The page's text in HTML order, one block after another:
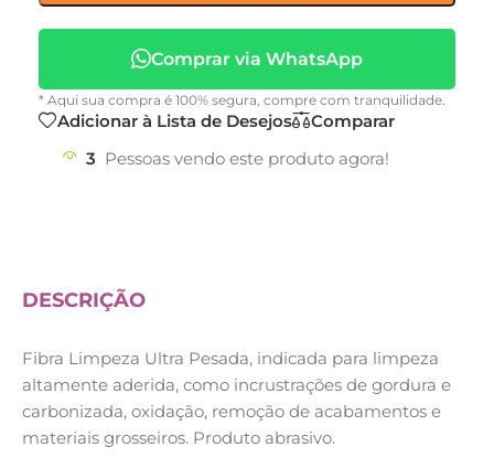
Comprar via WhatsApp
* Aqui sua compra é 100% segura, compre com tranquilidade.
Adicionar à Lista de Desejos
Comparar
3 Pessoas vendo este produto agora!
DESCRIÇÃO
Fibra Limpeza Ultra Pesada, indicada para limpeza
altamente aderida, como incrustrações de gordura e
carbonizada, oxidação, remoção de acabamentos e
materiais grosseiros. Produto abrasivo.